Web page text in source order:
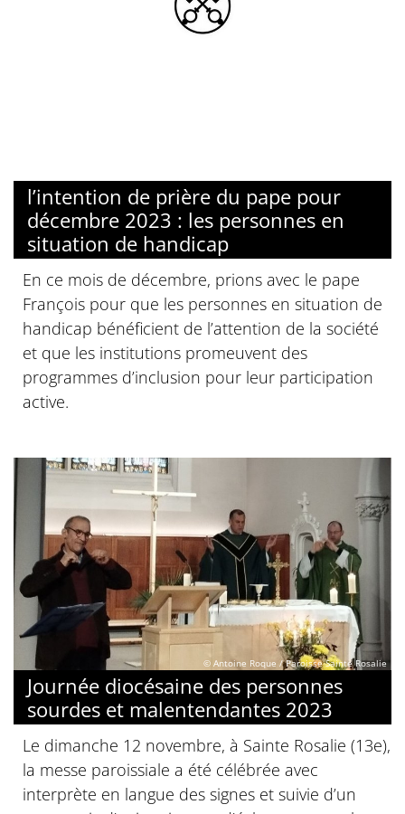
l’intention de prière du pape pour
décembre 2023 : les personnes en
situation de handicap
En ce mois de décembre, prions avec le pape
François pour que les personnes en situation de
handicap bénéficient de l’attention de la société
et que les institutions promeuvent des
programmes d’inclusion pour leur participation
active.
© Antoine Roque / Paroisse Sainte Rosalie
Journée diocésaine des personnes
sourdes et malentendantes 2023
Le dimanche 12 novembre, à Sainte Rosalie (13e),
la messe paroissiale a été célébrée avec
interprète en langue des signes et suivie d’un